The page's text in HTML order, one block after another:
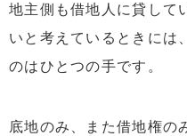
地主側も借地人に貸して
いと考えているときには
のはひとつの手です。
底地のみ、また借地権の